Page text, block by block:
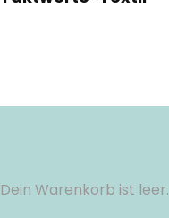
Dein Warenkorb ist leer.